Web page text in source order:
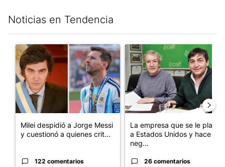
Noticias en Tendencia
Un artículo de tendencia con el título "Milei despidió a Jorge
Milei despidió a Jorge Messi
y cuestionó a quienes crit...
122 comentarios
Un artículo de tendencia con
La empresa que se le plantó
a Estados Unidos y hace
neg...
26 comentarios